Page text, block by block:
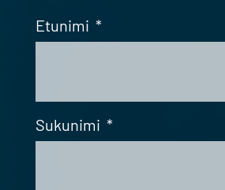
Etunimi *
Sukunimi *